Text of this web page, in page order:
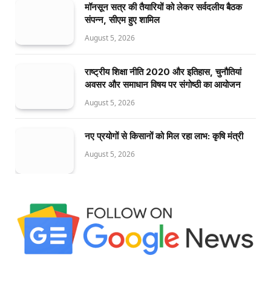
मॉनसून सत्र की तैयारियों को लेकर सर्वदलीय बैठक
संपन्न, सीएम हुए शामिल
August 5, 2026
राष्ट्रीय शिक्षा नीति 2020 और इतिहास, चुनौतियां
अवसर और समाधान विषय पर संगोष्ठी का आयोजन
August 5, 2026
नए प्रयोगों से किसानों को मिल रहा लाभ: कृषि मंत्री
August 5, 2026